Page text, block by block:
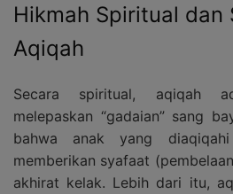
Hikmah Spiritual dan
Aqiqah
Secara spiritual, aqiqah
melepaskan “gadaian” sang
bahwa anak yang
memberikan syafaat
akhirat kelak. Lebih dari itu,